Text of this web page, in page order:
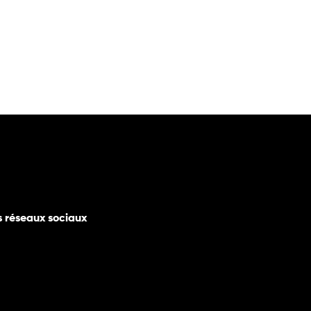
réseaux sociaux